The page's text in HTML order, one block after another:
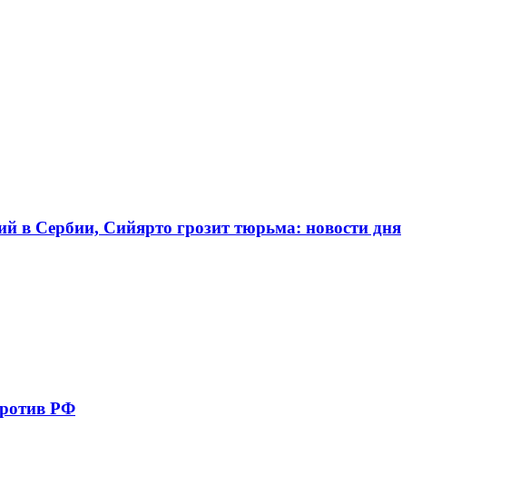
в Сербии, Сийярто грозит тюрьма: новости дня
РФ